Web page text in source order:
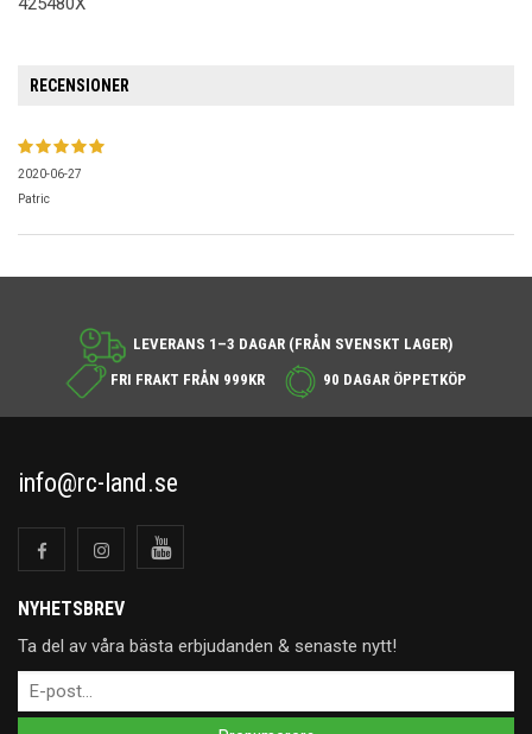
RECENSIONER
2020-06-27
Patric
LEVERANS 1–3 DAGAR (FRÅN SVENSKT LAGER)
FRI FRAKT FRÅN 999KR
90 DAGAR ÖPPETKÖP
info@rc-land.se
NYHETSBREV
Ta del av våra bästa erbjudanden & senaste nytt!